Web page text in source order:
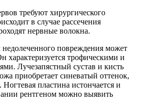
требуют хирургического
в случае рассечения
нервные волокна.
повреждения может
характеризуется трофическими и
Лучезапястный сустав и кисть
приобретает синеватый оттенок,
пластина истончается и
рентгеном можно выявить